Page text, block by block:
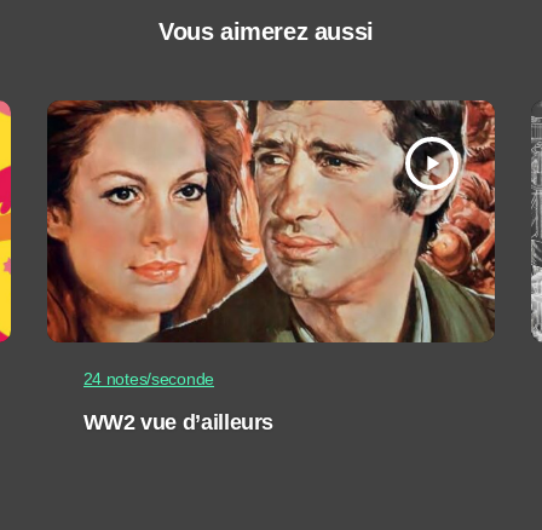
Vous aimerez aussi
play_arrow
24 notes/seconde
WW2 vue d’ailleurs